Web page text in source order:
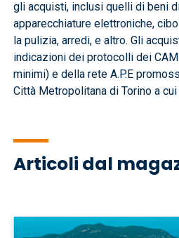
gli acquisti, inclusi quelli di beni
apparecchiature elettroniche,
la pulizia, arredi, e altro. Gli
indicazioni dei protocolli dei
minimi) e della rete A.P.E
Città Metropolitana di Torino a
Articoli dal